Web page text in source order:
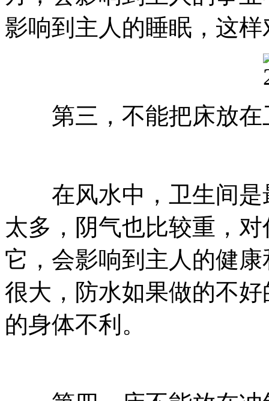
影响到主人的睡眠，这
第三，不能把床放在
在风水中，卫生间是
太多，阴气也比较重，
它，会影响到主人的健
很大，防水如果做的不
的身体不利。